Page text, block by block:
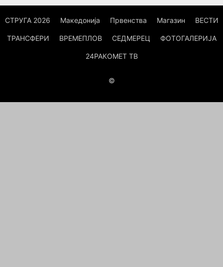
СТРУГА 2026 Македонија Првенства Магазин ВЕСТИ
ТРАНСФЕРИ ВРЕМЕПЛОВ СЕДМЕРЕЦ ФОТОГАЛЕРИЈА
24РАКОМЕТ ТВ
©